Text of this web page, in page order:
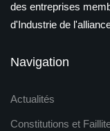
des entreprises
d'Industrie de
Navigation
Actualités
Constitutions et